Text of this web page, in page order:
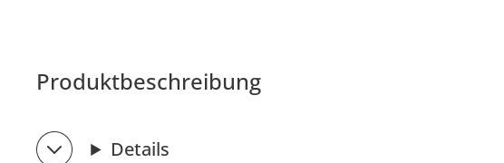
Produktbeschreibung
Details